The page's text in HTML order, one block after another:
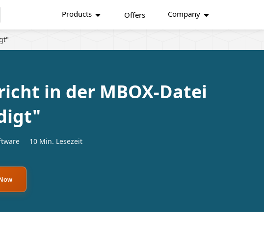
Products Offers Company
in der MBOX-Datei
10 Min. Lesezeit